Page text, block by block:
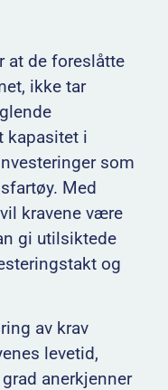
at de foreslåtte
ikke tar
kapasitet i
som
Med
kravene være
gi utilsiktede
og
av krav
levetid,
anerkjenner